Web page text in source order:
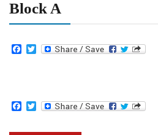
Block A
Facebook
Twitter
Facebook
Twitter